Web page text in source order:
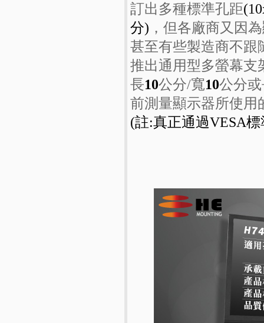
訂出多種標準孔距
分) ，但各廠商又因
甚至有些製造商不跟
推出通用型多螢幕支
長10公分/寬10公分
前測量顯示器所使用
(註:真正通過VESA